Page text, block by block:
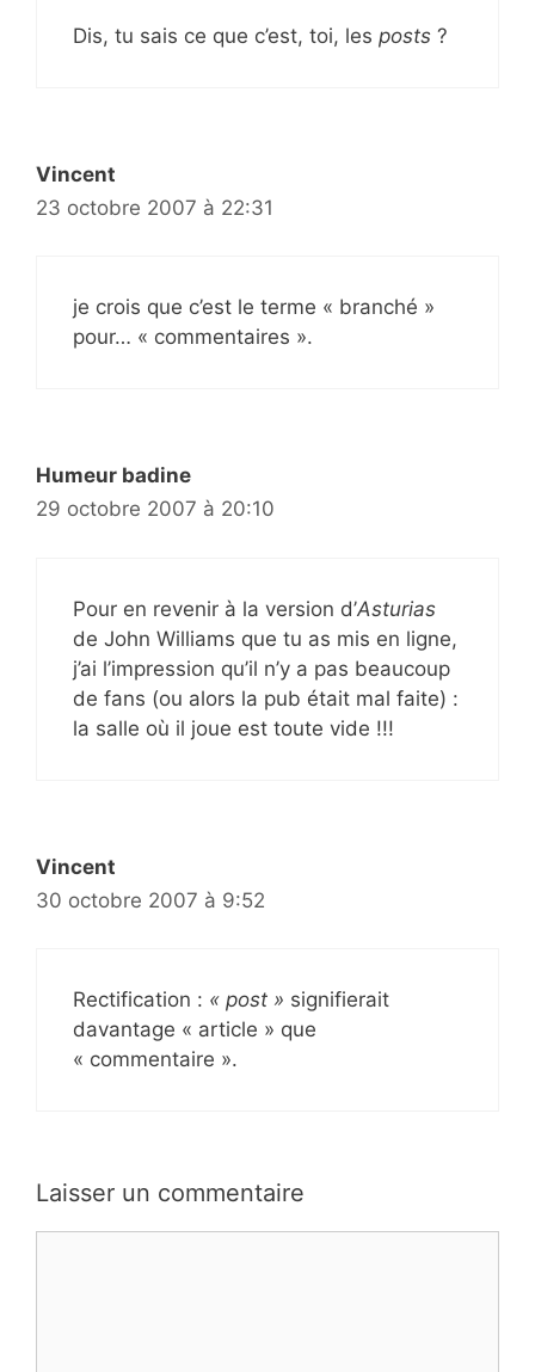
Dis, tu sais ce que c’est, toi, les posts ?
Vincent
23 octobre 2007 à 22:31
je crois que c’est le terme « branché »
pour… « commentaires ».
Humeur badine
29 octobre 2007 à 20:10
Pour en revenir à la version d’Asturias
de John Williams que tu as mis en ligne,
j’ai l’impression qu’il n’y a pas beaucoup
de fans (ou alors la pub était mal faite) :
la salle où il joue est toute vide !!!
Vincent
30 octobre 2007 à 9:52
Rectification : « post » signifierait
davantage « article » que
« commentaire ».
Laisser un commentaire